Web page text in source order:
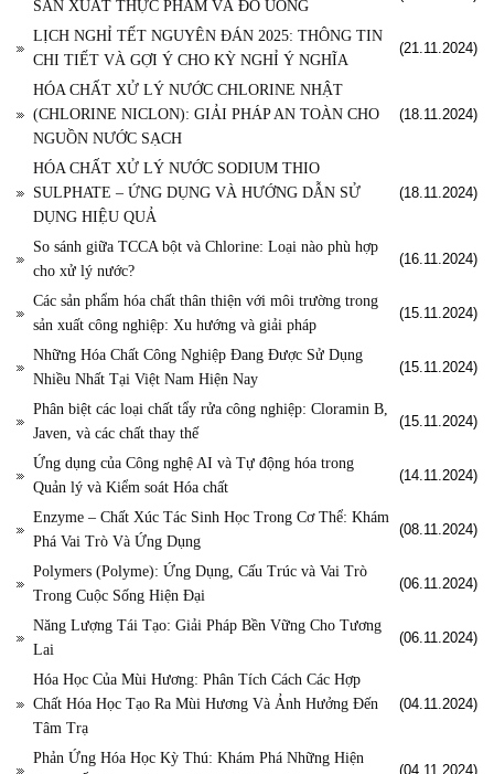
SẢN XUẤT THỰC PHẨM VÀ ĐỒ UỐNG
LỊCH NGHỈ TẾT NGUYÊN ĐÁN 2025: THÔNG TIN
CHI TIẾT VÀ GỢI Ý CHO KỲ NGHỈ Ý NGHĨA
(21.11.2024)
HÓA CHẤT XỬ LÝ NƯỚC CHLORINE NHẬT
(CHLORINE NICLON): GIẢI PHÁP AN TOÀN CHO
NGUỒN NƯỚC SẠCH
(18.11.2024)
HÓA CHẤT XỬ LÝ NƯỚC SODIUM THIO
SULPHATE – ỨNG DỤNG VÀ HƯỚNG DẪN SỬ
DỤNG HIỆU QUẢ
(18.11.2024)
So sánh giữa TCCA bột và Chlorine: Loại nào phù hợp
cho xử lý nước?
(16.11.2024)
Các sản phẩm hóa chất thân thiện với môi trường trong
sản xuất công nghiệp: Xu hướng và giải pháp
(15.11.2024)
Những Hóa Chất Công Nghiệp Đang Được Sử Dụng
Nhiều Nhất Tại Việt Nam Hiện Nay
(15.11.2024)
Phân biệt các loại chất tẩy rửa công nghiệp: Cloramin B,
Javen, và các chất thay thế
(15.11.2024)
Ứng dụng của Công nghệ AI và Tự động hóa trong
Quản lý và Kiểm soát Hóa chất
(14.11.2024)
Enzyme – Chất Xúc Tác Sinh Học Trong Cơ Thể: Khám
Phá Vai Trò Và Ứng Dụng
(08.11.2024)
Polymers (Polyme): Ứng Dụng, Cấu Trúc và Vai Trò
Trong Cuộc Sống Hiện Đại
(06.11.2024)
Năng Lượng Tái Tạo: Giải Pháp Bền Vững Cho Tương
Lai
(06.11.2024)
Hóa Học Của Mùi Hương: Phân Tích Cách Các Hợp
Chất Hóa Học Tạo Ra Mùi Hương Và Ảnh Hưởng Đến
Tâm Trạ
(04.11.2024)
Phản Ứng Hóa Học Kỳ Thú: Khám Phá Những Hiện
(04.11.2024)